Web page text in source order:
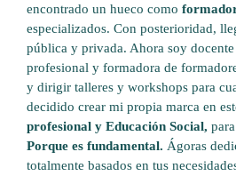
encontrado un hueco como
especializados. Con posterioridad,
pública y privada. Ahora soy
profesional y formadora de
y dirigir talleres y workshops para
decidido crear mi propia marca en
profesional y Educación Social,
Porque es fundamental. Ágoras
totalmente basados en tus